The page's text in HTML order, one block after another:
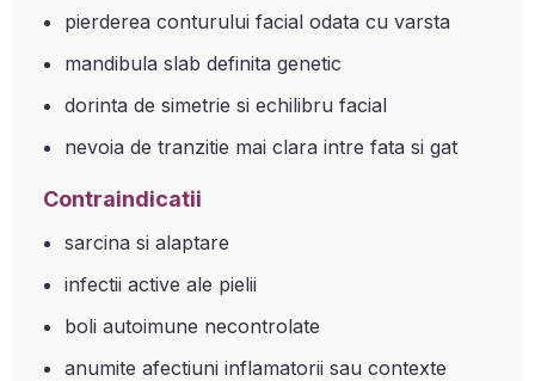
pierderea conturului facial odata cu varsta
mandibula slab definita genetic
dorinta de simetrie si echilibru facial
nevoia de tranzitie mai clara intre fata si gat
Contraindicatii
sarcina si alaptare
infectii active ale pielii
boli autoimune necontrolate
anumite afectiuni inflamatorii sau contexte